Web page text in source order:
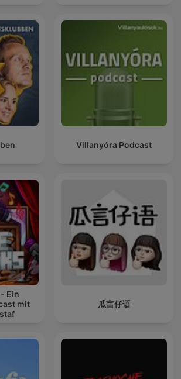
Villanyóra Podcast
Ein
mit
瓜言仔语